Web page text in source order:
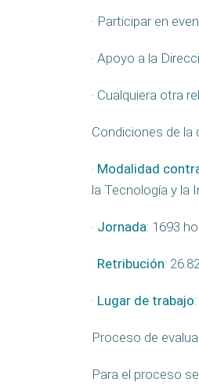
· Participar en
· Apoyo a la
· Cualquiera otra
Condiciones de la
· Modalidad
la Tecnología y la
· Jornada: 1693
· Retribución:
· Lugar de trabajo
Proceso de
Para el proceso